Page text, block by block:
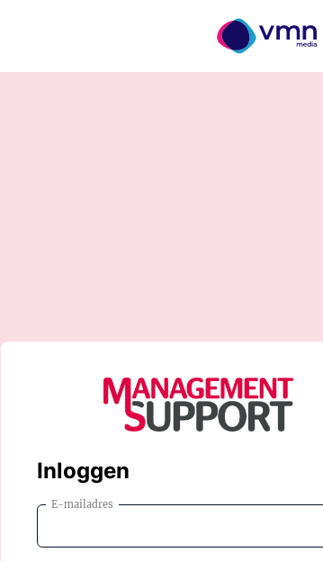
Inloggen
E-mailadres